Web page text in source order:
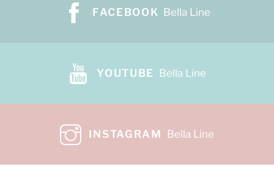
FACEBOOK Bella Line
YOUTUBE Bella Line
INSTAGRAM Bella Line